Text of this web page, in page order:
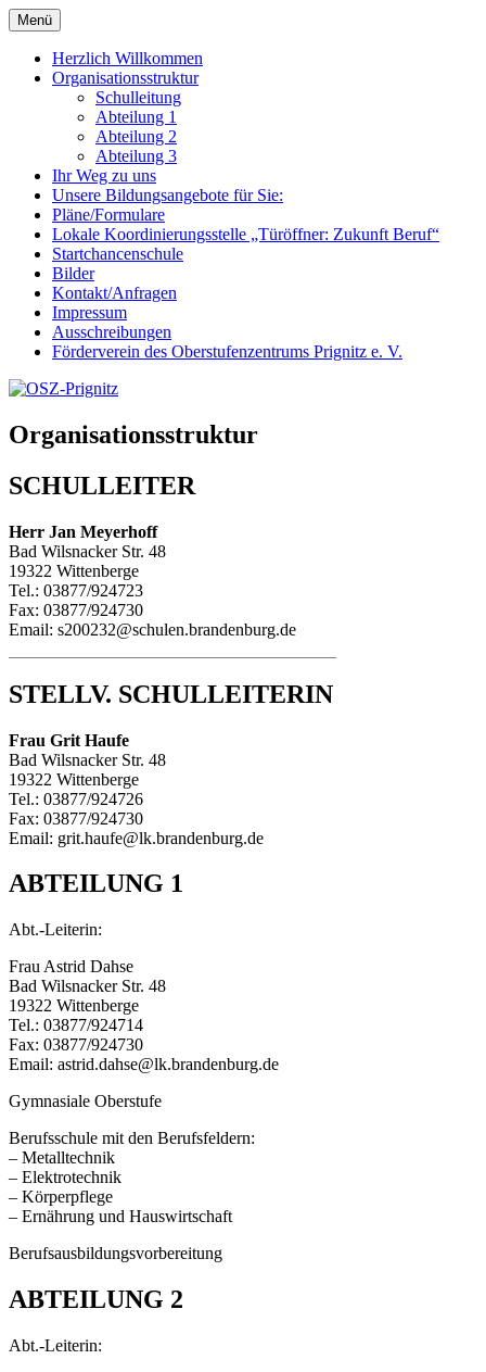
Zum
Inhalt
springen
OSZ-Prignitz
Oberstufenzentrum des Landkreises Prignitz
Menü
Herzlich Willkommen
Organisationsstruktur
Schulleitung
Abteilung 1
Abteilung 2
Abteilung 3
Ihr Weg zu uns
Unsere Bildungsangebote für Sie:
Pläne/Formulare
Lokale Koordinierungsstelle „Türöffner: Zukunft Beruf“
Startchancenschule
Bilder
Kontakt/Anfragen
Impressum
Ausschreibungen
Förderverein des Oberstufenzentrums Prignitz e. V.
Organisationsstruktur
SCHULLEITER
Herr Jan Meyerhoff
Bad Wilsnacker Str. 48
19322 Wittenberge
Tel.: 03877/924723
Fax: 03877/924730
Email: s200232@schulen.brandenburg.de
STELLV. SCHULLEITERIN
Frau Grit Haufe
Bad Wilsnacker Str. 48
19322 Wittenberge
Tel.: 03877/924726
Fax: 03877/924730
Email: grit.haufe@lk.brandenburg.de
ABTEILUNG 1
Abt.-Leiterin:
Frau Astrid Dahse
Bad Wilsnacker Str. 48
19322 Wittenberge
Tel.: 03877/924714
Fax: 03877/924730
Email: astrid.dahse@lk.brandenburg.de
Gymnasiale Oberstufe
Berufsschule mit den Berufsfeldern:
– Metalltechnik
– Elektrotechnik
– Körperpflege
– Ernährung und Hauswirtschaft
Berufsausbildungsvorbereitung
ABTEILUNG 2
Abt.-Leiterin: